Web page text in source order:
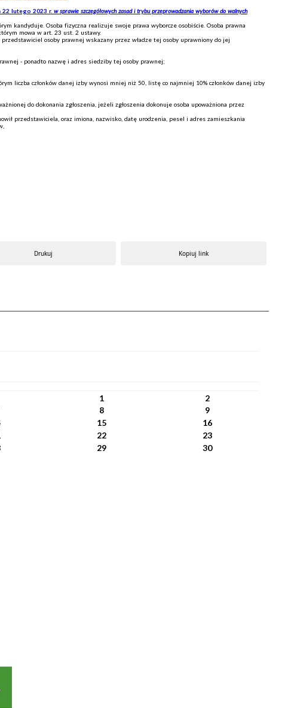
22 lutego 2023 r. w sprawie szczegółowych zasad i trybu przeprowadzania wyborów do walnych
kandyduje. Osoba fizyczna realizuje swoje prawa wyborcze osobiście. Osoba prawna
mowa w art. 23 ust. 2 ustawy.
osoby prawnej wskazany przez władze tej osoby uprawniony do jej
- ponadto nazwę i adres siedziby tej osoby prawnej;
liczba członków danej izby wynosi mniej niż 50, listę co najmniej 10% członków danej izby
do dokonania zgłoszenia, jeżeli zgłoszenia dokonuje osoba upoważniona przez
przedstawiciela, oraz imiona, nazwisko, datę urodzenia, pesel i adres zamieszkania
Drukuj Kopiuj link
1
2
8
9
15
16
22
23
29
30